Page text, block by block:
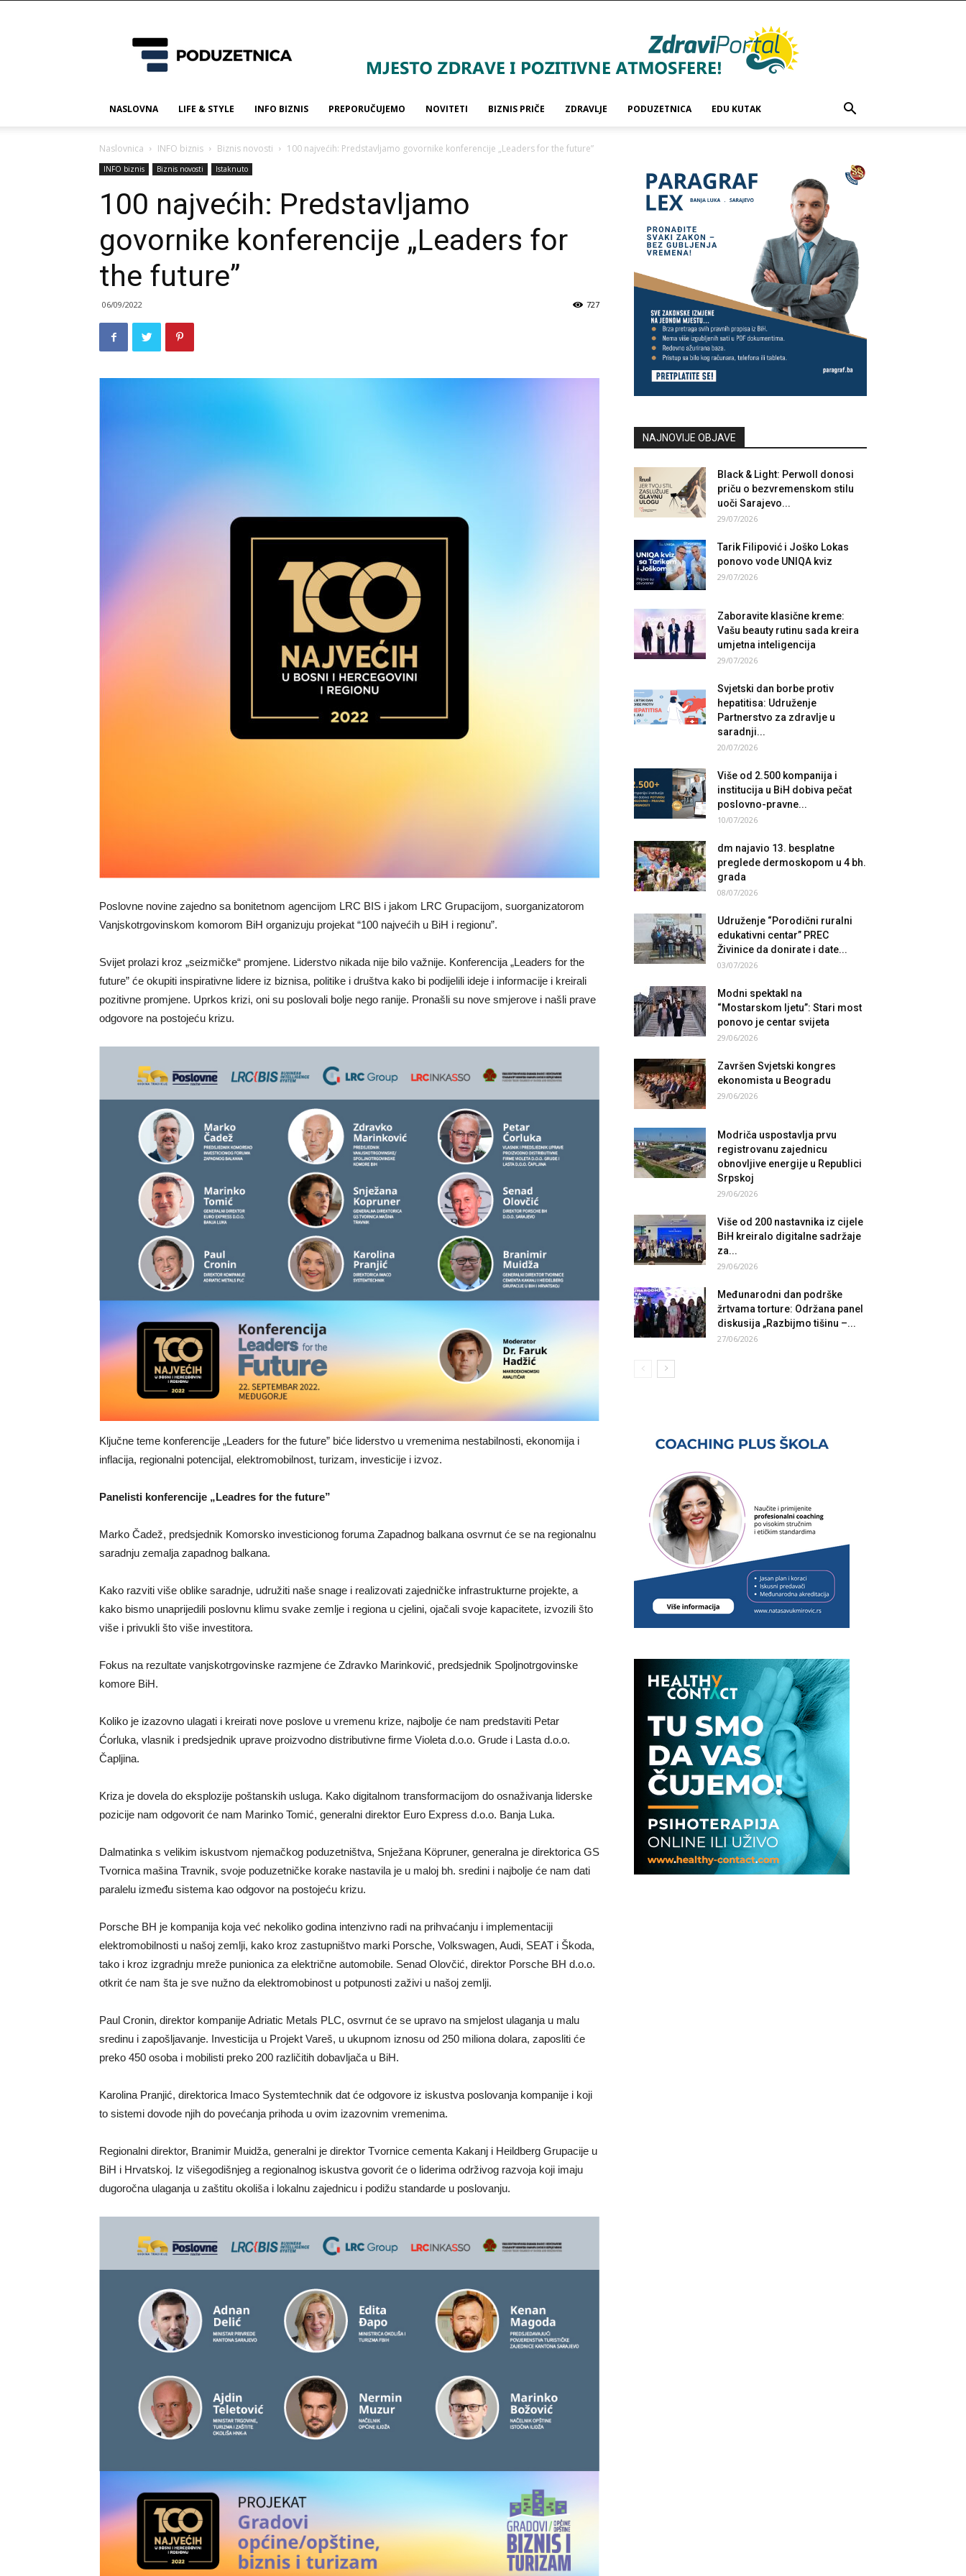
NASLOVNA LIFE & STYLE INFO BIZNIS PREPORUČUJEMO NOVITETI BIZNIS PRIČE ZDRAVLJE PODUZETNICA EDU KUTAK
Naslovnica INFO biznis Biznis novosti 100 najvećih: Predstavljamo govornike konferencije „Leaders for the future”
INFO biznis Biznis novosti Istaknuto
100 najvećih: Predstavljamo
govornike konferencije „Leaders for
the future”
06/09/2022 727
Poslovne novine zajedno sa bonitetnom agencijom LRC BIS i jakom LRC Grupacijom, suorganizatorom
Vanjskotrgovinskom komorom BiH organizuju projekat “100 najvećih u BiH i regionu”.
Svijet prolazi kroz „seizmičke“ promjene. Liderstvo nikada nije bilo važnije. Konferencija „Leaders for the
future” će okupiti inspirativne lidere iz biznisa, politike i društva kako bi podijelili ideje i informacije i kreirali
pozitivne promjene. Uprkos krizi, oni su poslovali bolje nego ranije. Pronašli su nove smjerove i našli prave
odgovore na postojeću krizu.
Ključne teme konferencije „Leaders for the future” biće liderstvo u vremenima nestabilnosti, ekonomija i
inflacija, regionalni potencijal, elektromobilnost, turizam, investicije i izvoz.
Panelisti konferencije „Leadres for the future”
Marko Čadež, predsjednik Komorsko investicionog foruma Zapadnog balkana osvrnut će se na regionalnu
saradnju zemalja zapadnog balkana.
Kako razviti više oblike saradnje, udružiti naše snage i realizovati zajedničke infrastrukturne projekte, a
kako bismo unaprijedili poslovnu klimu svake zemlje i regiona u cjelini, ojačali svoje kapacitete, izvozili što
više i privukli što više investitora.
Fokus na rezultate vanjskotrgovinske razmjene će Zdravko Marinković, predsjednik Spoljnotrgovinske
komore BiH.
Koliko je izazovno ulagati i kreirati nove poslove u vremenu krize, najbolje će nam predstaviti Petar
Ćorluka, vlasnik i predsjednik uprave proizvodno distributivne firme Violeta d.o.o. Grude i Lasta d.o.o.
Čapljina.
Kriza je dovela do eksplozije poštanskih usluga. Kako digitalnom transformacijom do osnaživanja liderske
pozicije nam odgovorit će nam Marinko Tomić, generalni direktor Euro Express d.o.o. Banja Luka.
Dalmatinka s velikim iskustvom njemačkog poduzetništva, Snježana Köpruner, generalna je direktorica GS
Tvornica mašina Travnik, svoje poduzetničke korake nastavila je u maloj bh. sredini i najbolje će nam dati
paralelu između sistema kao odgovor na postojeću krizu.
Porsche BH je kompanija koja već nekoliko godina intenzivno radi na prihvaćanju i implementaciji
elektromobilnosti u našoj zemlji, kako kroz zastupništvo marki Porsche, Volkswagen, Audi, SEAT i Škoda,
tako i kroz izgradnju mreže punionica za električne automobile. Senad Olovčić, direktor Porsche BH d.o.o.
otkrit će nam šta je sve nužno da elektromobinost u potpunosti zaživi u našoj zemlji.
Paul Cronin, direktor kompanije Adriatic Metals PLC, osvrnut će se upravo na smjelost ulaganja u malu
sredinu i zapošljavanje. Investicija u Projekt Vareš, u ukupnom iznosu od 250 miliona dolara, zaposliti će
preko 450 osoba i mobilisti preko 200 različitih dobavljača u BiH.
Karolina Pranjić, direktorica Imaco Systemtechnik dat će odgovore iz iskustva poslovanja kompanije i koji
to sistemi dovode njih do povećanja prihoda u ovim izazovnim vremenima.
Regionalni direktor, Branimir Muidža, generalni je direktor Tvornice cementa Kakanj i Heildberg Grupacije u
BiH i Hrvatskoj. Iz višegodišnjeg a regionalnog iskustva govorit će o liderima održivog razvoja koji imaju
dugoročna ulaganja u zaštitu okoliša i lokalnu zajednicu i podižu standarde u poslovanju.
NAJNOVIJE OBJAVE
Black & Light: Perwoll donosi
priču o bezvremenskom stilu
uoči Sarajevo...
29/07/2026
Tarik Filipović i Joško Lokas
ponovo vode UNIQA kviz
29/07/2026
Zaboravite klasične kreme:
Vašu beauty rutinu sada kreira
umjetna inteligencija
29/07/2026
Svjetski dan borbe protiv
hepatitisa: Udruženje
Partnerstvo za zdravlje u
saradnji...
20/07/2026
Više od 2.500 kompanija i
institucija u BiH dobiva pečat
poslovno-pravne...
10/07/2026
dm najavio 13. besplatne
preglede dermoskopom u 4 bh.
grada
08/07/2026
Udruženje “Porodični ruralni
edukativni centar” PREC
Živinice da donirate i date...
03/07/2026
Modni spektakl na
“Mostarskom ljetu”: Stari most
ponovo je centar svijeta
29/06/2026
Završen Svjetski kongres
ekonomista u Beogradu
29/06/2026
Modriča uspostavlja prvu
registrovanu zajednicu
obnovljive energije u Republici
Srpskoj
29/06/2026
Više od 200 nastavnika iz cijele
BiH kreiralo digitalne sadržaje
za...
29/06/2026
Međunarodni dan podrške
žrtvama torture: Održana panel
diskusija „Razbijmo tišinu –...
27/06/2026